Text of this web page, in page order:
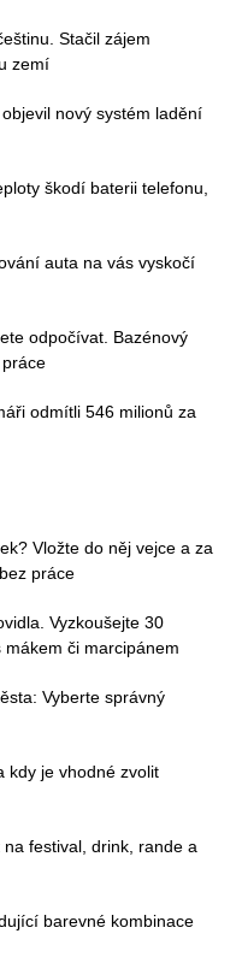
Stačil zájem
zemí
nový systém ladění
škodí baterii telefonu,
auta na vás vyskočí
odpočívat. Bazénový
odmítli 546 milionů za
Vložte do něj vejce a za
práce
Vyzkoušejte 30
či marcipánem
Vyberte správný
kdy je vhodné zvolit
festival, drink, rande a
barevné kombinace